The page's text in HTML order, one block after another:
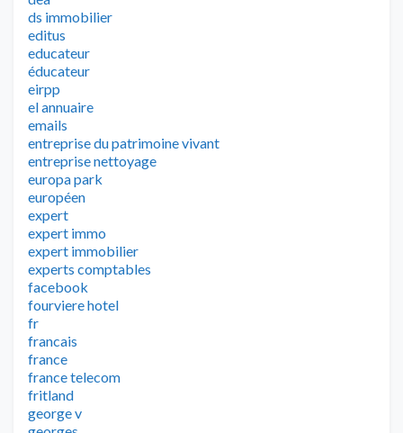
ds immobilier
editus
educateur
éducateur
eirpp
el annuaire
emails
entreprise du patrimoine vivant
entreprise nettoyage
europa park
européen
expert
expert immo
expert immobilier
experts comptables
facebook
fourviere hotel
fr
francais
france
france telecom
fritland
george v